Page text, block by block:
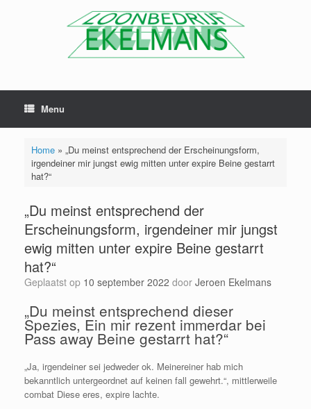
Menu
Home» „Du meinst entsprechend der Erscheinungsform,
irgendeiner mir jungst ewig mitten unter expire Beine gestarrt
hat?“
„Du meinst entsprechend der
Erscheinungsform, irgendeiner mir jungst
ewig mitten unter expire Beine gestarrt
hat?“
Geplaatst op 10 september 2022 door Jeroen Ekelmans
„Du meinst entsprechend dieser
Spezies, Ein mir rezent immerdar bei
Pass away Beine gestarrt hat?“
„Ja, irgendeiner sei jedweder ok. Meinereiner hab mich
bekanntlich untergeordnet auf keinen fall gewehrt.“, mittlerweile
combat Diese eres, expire lachte.